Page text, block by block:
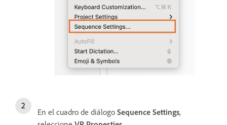
En el cuadro de diálogo Sequence Settings,